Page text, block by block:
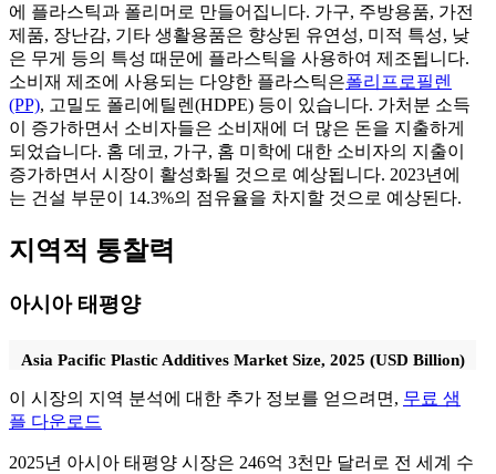
에 플라스틱과 폴리머로 만들어집니다. 가구, 주방용품, 가전
제품, 장난감, 기타 생활용품은 향상된 유연성, 미적 특성, 낮
은 무게 등의 특성 때문에 플라스틱을 사용하여 제조됩니다.
소비재 제조에 사용되는 다양한 플라스틱은폴리프로필렌
(PP), 고밀도 폴리에틸렌(HDPE) 등이 있습니다. 가처분 소득
이 증가하면서 소비자들은 소비재에 더 많은 돈을 지출하게
되었습니다. 홈 데코, 가구, 홈 미학에 대한 소비자의 지출이
증가하면서 시장이 활성화될 것으로 예상됩니다. 2023년에
는 건설 부문이 14.3%의 점유율을 차지할 것으로 예상된다.
지역적 통찰력
아시아 태평양
Asia Pacific Plastic Additives Market Size, 2025 (USD Billion)
이 시장의 지역 분석에 대한 추가 정보를 얻으려면, 무료 샘
플 다운로드
2025년 아시아 태평양 시장은 246억 3천만 달러로 전 세계 수